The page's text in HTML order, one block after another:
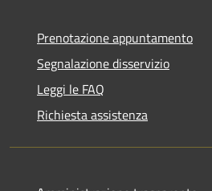
Prenotazione appuntamento
Segnalazione disservizio
Leggi le FAQ
Richiesta assistenza